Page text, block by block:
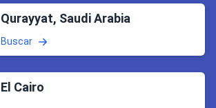
Qurayyat, Saudi Arabia
Buscar
El Cairo